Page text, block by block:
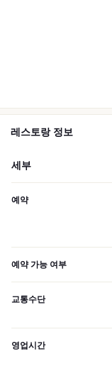
레스토랑 정보
세부
예약
예약 가능 여부
교통수단
영업시간